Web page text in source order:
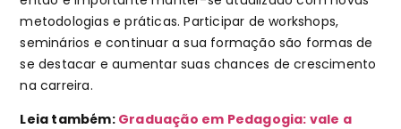
metodologias e práticas. Participar de workshops,
seminários e continuar a sua formação são formas de
se destacar e aumentar suas chances de crescimento
na carreira.
Leia também: Graduação em Pedagogia: vale a